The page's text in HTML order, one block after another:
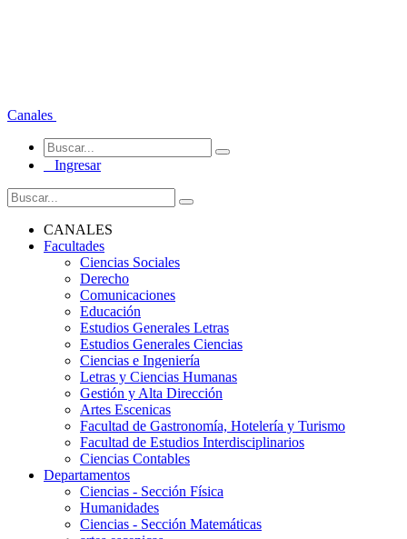
Canales
Ingresar
CANALES
Facultades
Ciencias Sociales
Derecho
Comunicaciones
Educación
Estudios Generales Letras
Estudios Generales Ciencias
Ciencias e Ingeniería
Letras y Ciencias Humanas
Gestión y Alta Dirección
Artes Escenicas
Facultad de Gastronomía, Hotelería y Turismo
Facultad de Estudios Interdisciplinarios
Ciencias Contables
Departamentos
Ciencias - Sección Física
Humanidades
Ciencias - Sección Matemáticas